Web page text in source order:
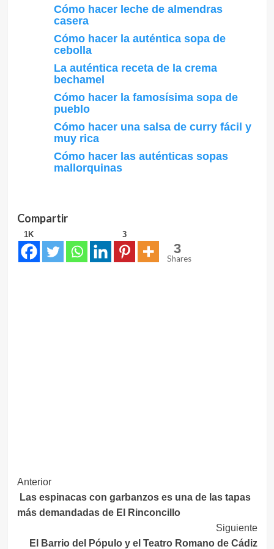
Cómo hacer leche de almendras
casera
Cómo hacer la auténtica sopa de
cebolla
La auténtica receta de la crema
bechamel
Cómo hacer la famosísima sopa de
pueblo
Cómo hacer una salsa de curry fácil y
muy rica
Cómo hacer las auténticas sopas
mallorquinas
Compartir
1K 3
3
Shares
Navegación
de
Anterior
Las espinacas con garbanzos es una de las tapas
más demandadas de El Rinconcillo
Siguiente
El Barrio del Pópulo y el Teatro Romano de Cádiz